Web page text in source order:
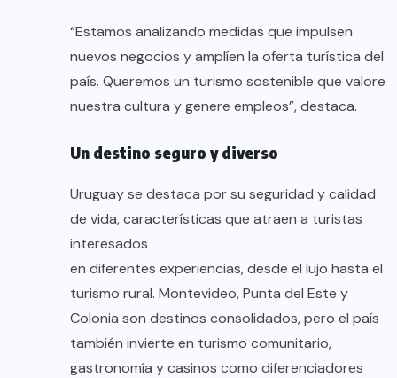
“Estamos analizando medidas que impulsen
nuevos negocios y amplíen la oferta turística del
país. Queremos un turismo sostenible que valore
nuestra cultura y genere empleos”, destaca.
Un destino seguro y diverso
Uruguay se destaca por su seguridad y calidad
de vida, características que atraen a turistas
interesados
en diferentes experiencias, desde el lujo hasta el
turismo rural. Montevideo, Punta del Este y
Colonia son destinos consolidados, pero el país
también invierte en turismo comunitario,
gastronomía y casinos como diferenciadores